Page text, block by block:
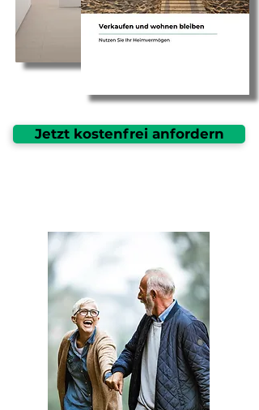
Jetzt kostenfrei anfordern